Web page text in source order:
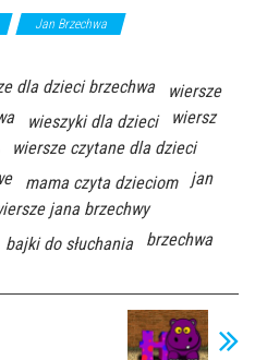
Jan Brzechwa
dla dzieci brzechwa
wiersze
wieszyki dla dzieci
wiersz
wiersze czytane dla dzieci
mama czyta dzieciom
jan
jana brzechwy
bajki do słuchania
brzechwa